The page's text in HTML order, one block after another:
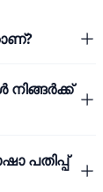
പതിപ്പ്